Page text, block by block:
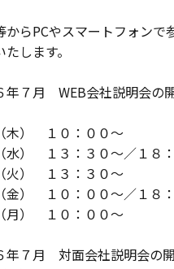
からPCやスマートフォン
します。
年７月 WEB会社説明会の
木） １０：００
） １３：３０～／１８：
（火） １３：３０
金） １０：００～／１８
（月） １０：００
年７月 対面会社説明会の